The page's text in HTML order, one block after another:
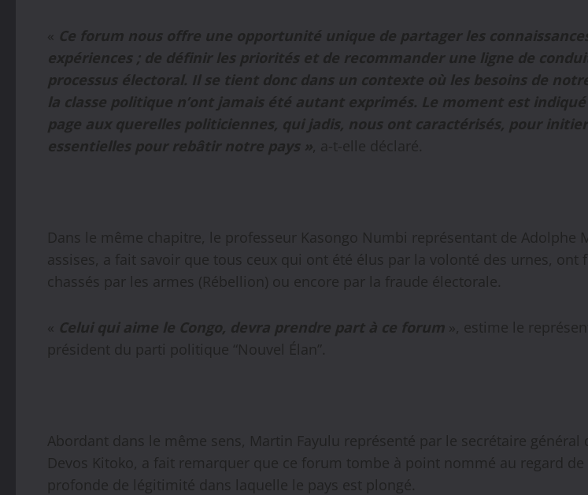
« Ce forum nous offre une opportunité unique de partager les
expériences ; de définir les priorités et de recommander une ligne de
processus électoral. Il se tient donc dans un contexte où les besoins de
la classe politique n’ont jamais été autant exprimés. Le moment est
page aux querelles politiciennes, qui jadis, nous ont caractérisés, pour
essentielles pour rebâtir notre pays », a-t-elle déclaré.
Dans le même chapitre, le professeur Kasongo Numbi représentant de Adolphe
assises, a fait savoir que tous ceux qui ont été élus par la volonté des urnes, ont
chassés par les armes (Rébellion) ou encore par la fraude électorale.
« Celui qui aime le Congo, devra prendre part à ce forum », estime le
président du parti politique “Nouvel Élan”.
Abordant dans le même sens, Martin Fayulu représenté par le secrétaire général
Devos Kitoko, a fait remarquer que ce forum tombe à point nommé au regard de
profonde de légitimité dans laquelle le pays est plongé.